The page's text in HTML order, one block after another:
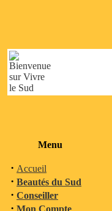
Menu
· Accueil
· Beautés du Sud
· Conseiller
· Mon Compte